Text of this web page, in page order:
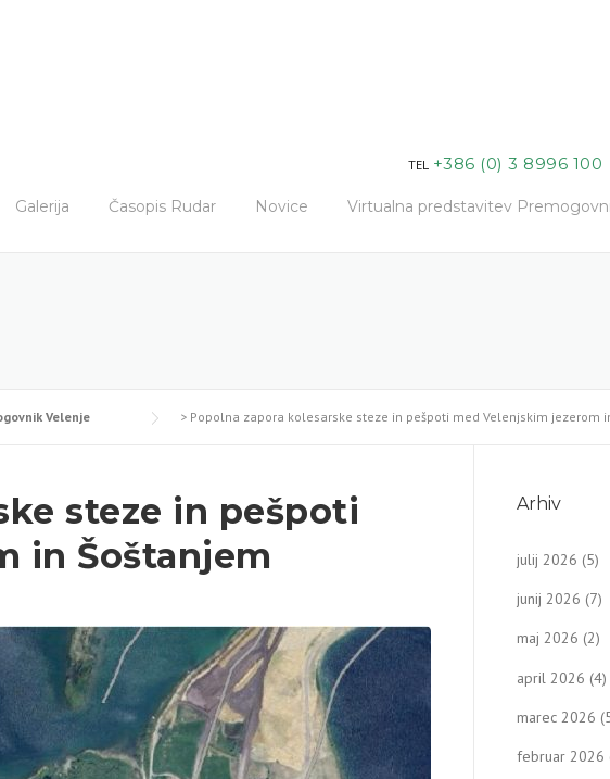
TEL +386 (0) 3 8996 100
Galerija Časopis Rudar Novice Virtualna predstavitev
Velenje > Popolna zapora kolesarske steze in pešpoti med Velenjskim jezerom
steze in pešpoti
in Šoštanjem
Arhiv
julij 2026 (5)
junij 2026 (7)
maj 2026 (2)
april 2026 (4)
marec 2026
februar 2026